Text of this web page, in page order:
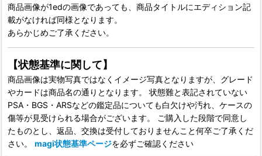
商品画像が1edの画像であっても、商品タイトルにエディション記
載がなければ同様となります。
あらかじめご了承ください。
【状態基準に関して】
商品画像は実物写真ではなくイメージ写真となりますが、グレード
やカードは商品名の通りとなります。 状態難と表記されていない
PSA・BGS・ARSなどの鑑定品についても白欠けや汚れ、ケースの
傷等が見受けられる場合がございます。 ご購入した段階で同意し
たものとし、返品、交換は受付しておりませんこと何卒ご了承くだ
さい。 magi状態基準ページを必ずご確認ください